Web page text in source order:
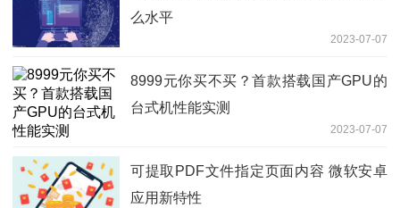
么水平
2023-07-07
8999元你买不买？首款搭载国产GPU的
台式机性能实测
2023-07-07
可提取PDF文件指定页面内容 微软安卓
应用新特性